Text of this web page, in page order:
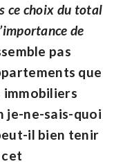
ce choix du total
de
pas
que
immobiliers
je-ne-sais-quoi
il bien tenir
cet